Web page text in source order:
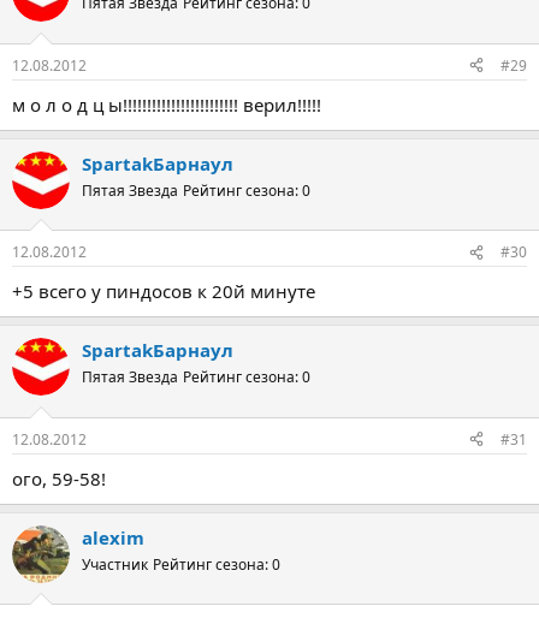
12.08.2012 #29
м о л о д ц ы!!!!!!!!!!!!!!!!!!!!!!!! верил!!!!!
SpartakБарнаул
Пятая Звезда Рейтинг сезона: 0
12.08.2012 #30
+5 всего у пиндосов к 20й минуте
SpartakБарнаул
Пятая Звезда Рейтинг сезона: 0
12.08.2012 #31
ого, 59-58!
alexim
Участник Рейтинг сезона: 0